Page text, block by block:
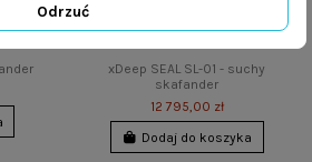
xDeep SEAL SL-01 - suchy
skafander
12 795,00 zł
Dodaj do koszyka
Odrzuć